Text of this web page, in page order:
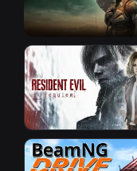
S.T.A.L.K.E.R. 2: Heart of
Chornobyl
Resident Evil Requiem